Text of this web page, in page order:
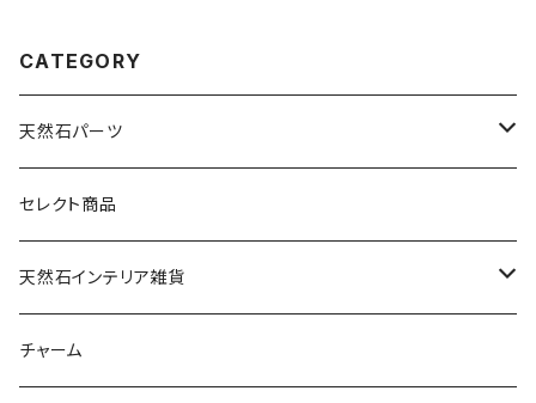
CATEGORY
天然石パーツ
天然石
ドゥルージー
ソーラークォーツ
セレクト商品
天然石インテリア雑貨
天然石スライスコースター
チャーム